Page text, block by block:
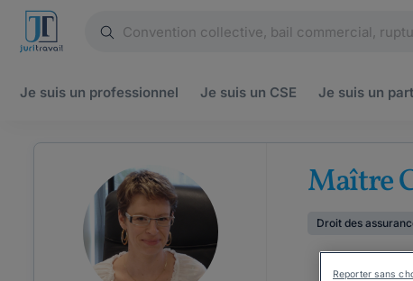
Je suis un professionnel Je suis un CSE Je suis un
Maître
Droit des
Reporter sans